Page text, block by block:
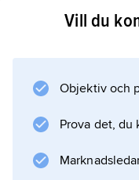
Militära
som ett sätt att
växla från
revolutionära,
är desto
Vill du
Objektiv och
Prova det, du